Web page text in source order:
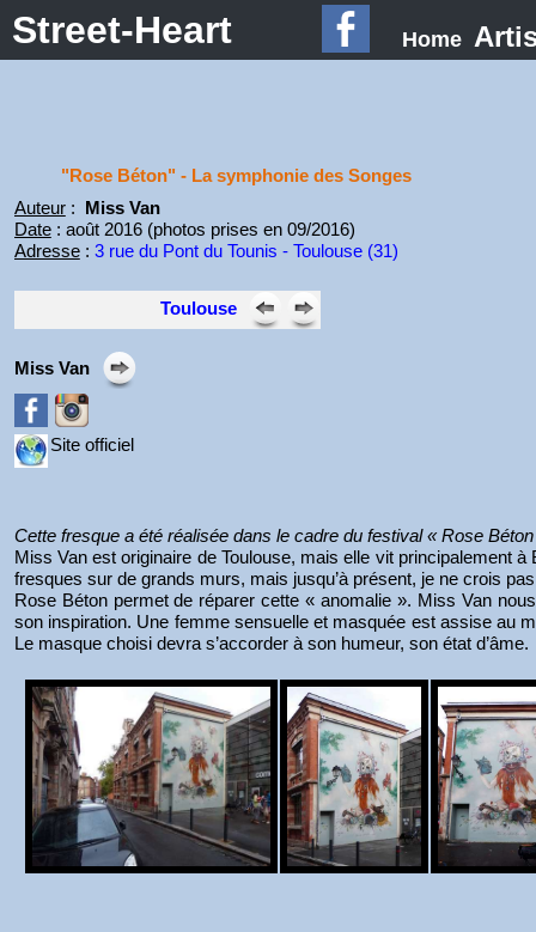
Street-Heart Home
"Rose Béton" - La symphonie des Songes
Auteur: Miss Van
Date: août 2016 (photos prises en 09/2016)
Adresse: 3 rue du Pont du Tounis - Toulouse (31)
Toulouse
Miss Van
Site officiel
Cette fresque a été réalisée dans le cadre du festival « Rose
Miss Van est originaire de Toulouse, mais elle vit principalement
fresques sur de grands murs, mais jusqu’à présent, je ne crois
Rose Béton permet de réparer cette « anomalie ». Miss Van
son inspiration. Une femme sensuelle et masquée est assise au
Le masque choisi devra s’accorder à son humeur, son état d’âme.